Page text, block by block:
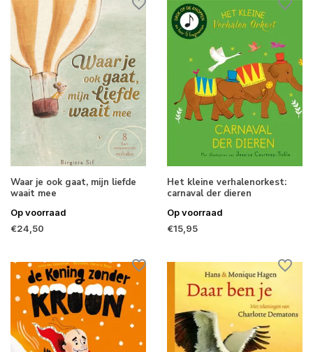
Waar je ook gaat, mijn liefde
waait mee
Op voorraad
€24,50
Het kleine verhalenorkest:
carnaval der dieren
Op voorraad
€15,95